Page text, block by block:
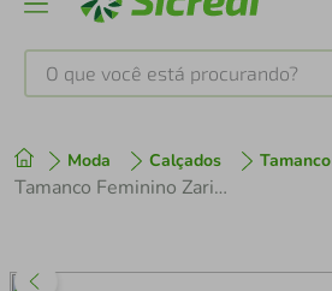
O que você está procurando?
Moda Calçados Tamanco
Tamanco Feminino Zariff Nude
1º tenis